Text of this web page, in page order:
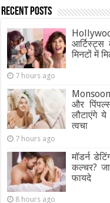
Recent Posts
मिनटों में
7 hours ago
और
लौटाएंगे
त्वचा
7 hours ago
मॉडर्न
कल्चर?
फायदे
8 hours ago